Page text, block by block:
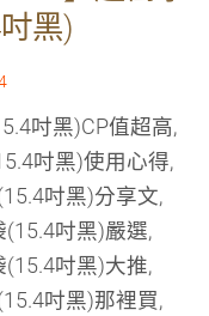
黑)
吋黑)CP值超高,
吋黑)使用心得,
吋黑)分享文,
(15.4吋黑)嚴選,
(15.4吋黑)大推,
吋黑)那裡買,